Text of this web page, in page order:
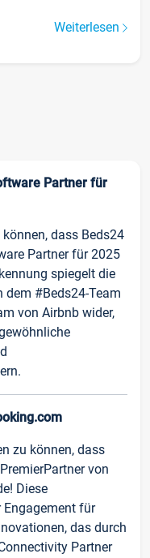
Weiterlesen
Partner für
dass Beds24
Partner für 2025
spiegelt die
#Beds24-Team
von Airbnb wider,
zu können, dass
von
Diese
für
das durch
Partner